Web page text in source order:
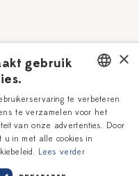
Blauw
DUTCH
ENGLISH
×
gebruik
te verbeteren
te verzamelen voor het
van onze advertenties. Door
u in met alle cookies in
Lees verder